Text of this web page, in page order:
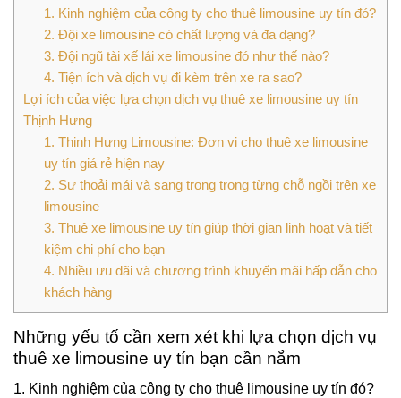
1. Kinh nghiệm của công ty cho thuê limousine uy tín đó?
2. Đội xe limousine có chất lượng và đa dạng?
3. Đội ngũ tài xế lái xe limousine đó như thế nào?
4. Tiện ích và dịch vụ đi kèm trên xe ra sao?
Lợi ích của việc lựa chọn dịch vụ thuê xe limousine uy tín
Thịnh Hưng
1. Thịnh Hưng Limousine: Đơn vị cho thuê xe limousine
uy tín giá rẻ hiện nay
2. Sự thoải mái và sang trọng trong từng chỗ ngồi trên xe
limousine
3. Thuê xe limousine uy tín giúp thời gian linh hoạt và tiết
kiệm chi phí cho bạn
4. Nhiều ưu đãi và chương trình khuyến mãi hấp dẫn cho
khách hàng
Những yếu tố cần xem xét khi lựa chọn dịch vụ
thuê xe limousine uy tín bạn cần nắm
1. Kinh nghiệm của công ty cho thuê limousine uy tín đó?